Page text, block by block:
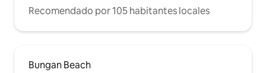
Recomendado por 105 habitantes locales
Bungan Beach